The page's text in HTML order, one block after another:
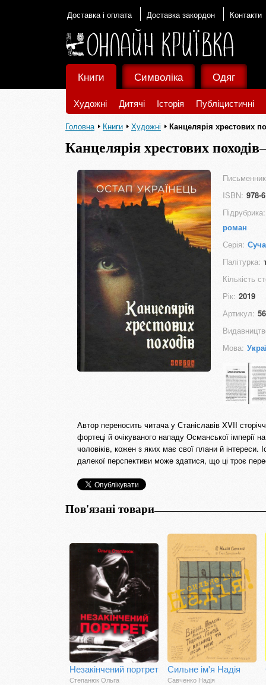
Доставка і оплата Доставка закордон Контакти
Книги
Художні Дитячі Історія Публіцистичні
Символіка Одяг
Головна Книги Художні Канцелярія хрестових
Канцелярія хрестових походів
ISBN: 978-
Підрубрика:
роман
Серія:
Палітурка:
Кількість
Рік: 2019
Артикул:
Мова:
Автор переносить читача у Станіславів XVII
фортеці й очікуваного нападу Османської
чоловіків, кожен з яких має свої плани й
далекої перспективи може здатися, що ці троє
Пов'язані товари
Незакінчений портрет
Степанюк Ольга
Сильне ім'я Надія
Савченко Надія